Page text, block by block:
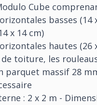
Cube
basses (14
x 14 cm)
hautes (26
toiture, les
parquet massif 28
: 2 x 2 m -